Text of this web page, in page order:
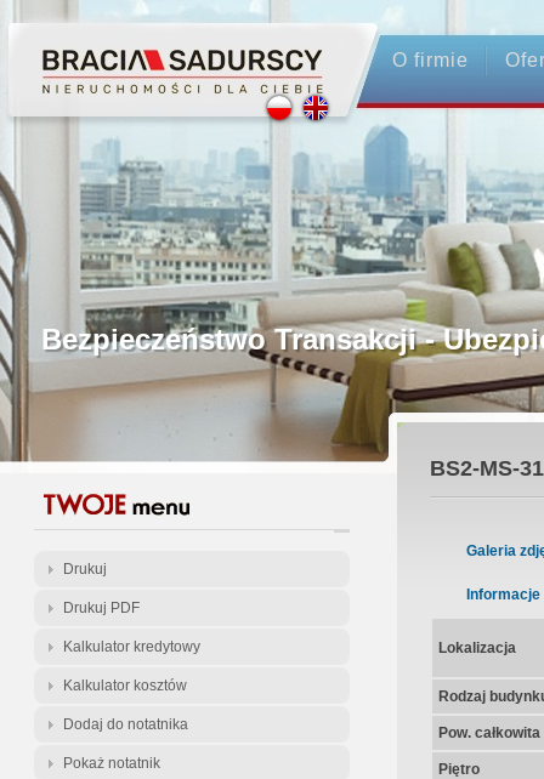
O firmie
Profesjonalne Pośrednictwo
Bezpieczeństwo Transakcji -
Licencjonowani Pośrednicy
Gwarancja Zwrotu Zadatku
Gratis - Przedwstępna Umowa
Drukuj
Drukuj PDF
Kalkulator kredytowy
Kalkulator kosztów
Dodaj do notatnika
Pokaż notatnik
BS2-MS-
Galeria
Informacje
Lokalizacja
Rodzaj
Pow.
Piętro